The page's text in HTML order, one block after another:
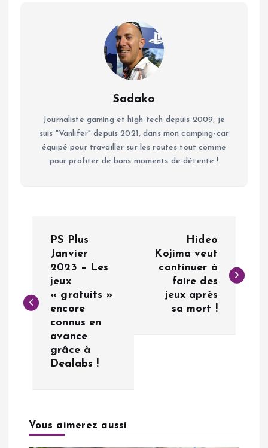
Sadako
Journaliste gaming et high-tech depuis 2009, je
suis "Vanlifer" depuis 2021, dans mon camping-car
équipé pour travailler sur les routes tout comme
pour profiter de bons moments de détente !
v
i
PS Plus
Janvier
2023 – Les
jeux
« gratuits »
encore
connus en
avance
grâce à
Dealabs !
Hideo
Kojima veut
continuer à
faire des
jeux après
sa mort !
Vous aimerez aussi